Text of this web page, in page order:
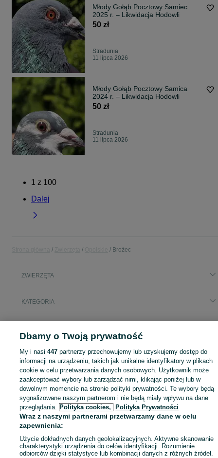
Młody Gołąb Pocztowy Samiec
2025 r. – Likwidacja Hodowli
50 zł
Stradunia
11 lipca 2026
Młody Gołąb Pocztowy Samica
2024 r. – Likwidacja Hodowli
50 zł
Stradunia
11 lipca 2026
1 z 100
Dalej
Brożec
ZWIERZĘTA
KATEGORIA
Mapa kategorii
Mapa miejscowości
Mapa ministron
Popularne wyszukiwania
Dbamy o Twoją prywatność
My i nasi447 partnerzy przechowujemy lub uzyskujemy dostęp do
informacji na urządzeniu, takich jak unikalne identyfikatory w plikach
cookie w celu przetwarzania danych osobowych. Użytkownik może
zaakceptować wybory lub zarządzać nimi, klikając poniżej lub w
dowolnym momencie na stronie polityki prywatności. Te wybory będą
sygnalizowane naszym partnerom i nie będą miały wpływu na dane
przeglądania. Polityka cookies, Polityka Prywatności
Wraz z naszymi partnerami przetwarzamy dane w celu
zapewnienia:
Użycie dokładnych danych geolokalizacyjnych. Aktywne skanowanie
charakterystyki urządzenia do celów identyfikacji. Rozumienie
odbiorców dzięki statystyce lub kombinacji danych z różnych źródeł.